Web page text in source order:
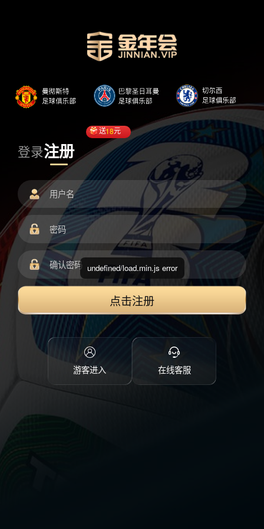
登录注册
送18元
点击注册
游客进入 在线客服
undefined/load.min.js error